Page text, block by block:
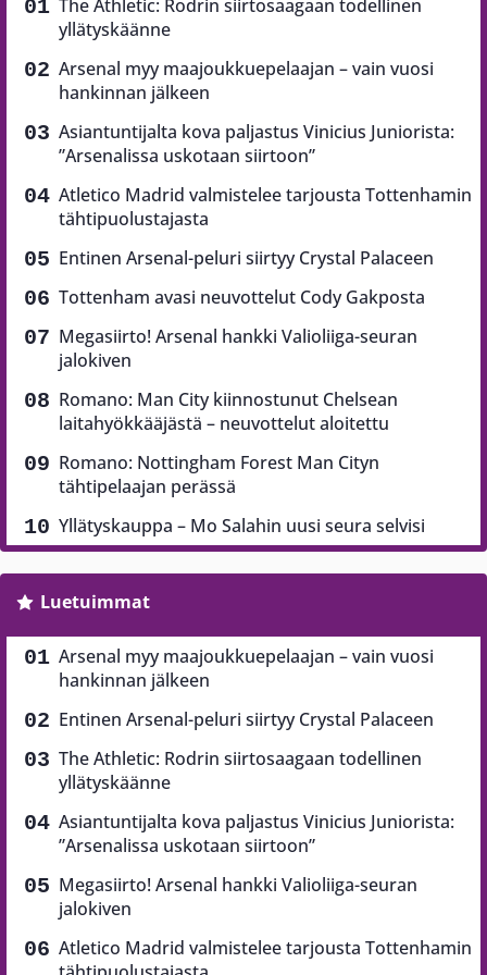
The Athletic: Rodrin siirtosaagaan todellinen
yllätyskäänne
Arsenal myy maajoukkuepelaajan – vain vuosi
hankinnan jälkeen
Asiantuntijalta kova paljastus Vinicius Juniorista:
”Arsenalissa uskotaan siirtoon”
Atletico Madrid valmistelee tarjousta Tottenhamin
tähtipuolustajasta
Entinen Arsenal-peluri siirtyy Crystal Palaceen
Tottenham avasi neuvottelut Cody Gakposta
Megasiirto! Arsenal hankki Valioliiga-seuran
jalokiven
Romano: Man City kiinnostunut Chelsean
laitahyökkääjästä – neuvottelut aloitettu
Romano: Nottingham Forest Man Cityn
tähtipelaajan perässä
Yllätyskauppa – Mo Salahin uusi seura selvisi
Luetuimmat
Arsenal myy maajoukkuepelaajan – vain vuosi
hankinnan jälkeen
Entinen Arsenal-peluri siirtyy Crystal Palaceen
The Athletic: Rodrin siirtosaagaan todellinen
yllätyskäänne
Asiantuntijalta kova paljastus Vinicius Juniorista:
”Arsenalissa uskotaan siirtoon”
Megasiirto! Arsenal hankki Valioliiga-seuran
jalokiven
Atletico Madrid valmistelee tarjousta Tottenhamin